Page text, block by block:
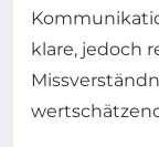
klare, jedoch